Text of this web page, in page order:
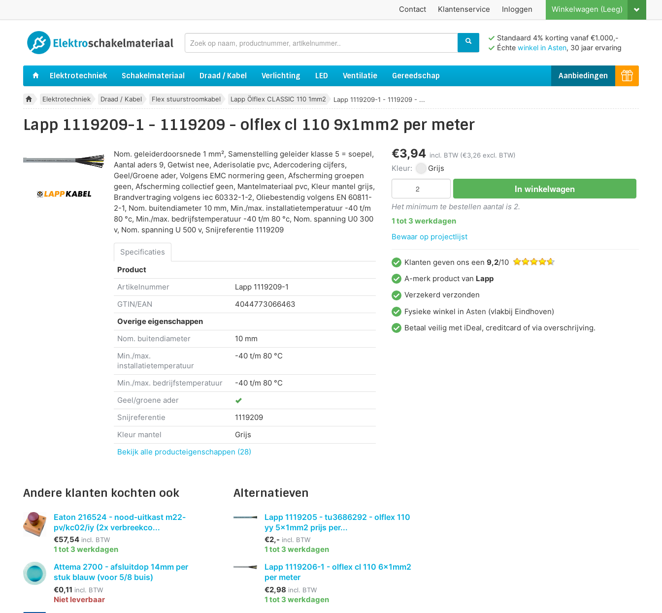
Winkelwagen (Leeg)
Inloggen
Klantenservice
Contact
Standaard 4% korting vanaf €1.000,-
Échte winkel in Asten, 30 jaar ervaring
Elektrotechniek Schakelmateriaal Draad / Kabel Verlichting LED Aanbiedingen
Ventilatie Gereedschap
Elektrotechniek Draad / Kabel Flex stuurstroomkabel Lapp Ölflex CLASSIC 110 1mm2 Lapp 1119209-1 - 1119209 - ...
Lapp 1119209-1 - 1119209 - olflex cl 110 9x1mm2 per meter
Nom. geleiderdoorsnede 1 mm², Samenstelling geleider klasse 5 = soepel,
Aantal aders 9, Getwist nee, Aderisolatie pvc, Adercodering cijfers,
Geel/Groene ader, Volgens EMC normering geen, Afscherming groepen
geen, Afscherming collectief geen, Mantelmateriaal pvc, Kleur mantel grijs,
Brandvertraging volgens iec 60332-1-2, Oliebestendig volgens EN 60811-
2-1, Nom. buitendiameter 10 mm, Min./max. installatietemperatuur -40 t/m
80 °c, Min./max. bedrijfstemperatuur -40 t/m 80 °c, Nom. spanning U0 300
v, Nom. spanning U 500 v, Snijreferentie 1119209
Specificaties
Product
Artikelnummer
Lapp 1119209-1
GTIN/EAN
4044773066463
Overige eigenschappen
Nom. buitendiameter
10 mm
Min./max.
installatietemperatuur
-40 t/m 80 °C
Min./max. bedrijfstemperatuur
-40 t/m 80 °C
Geel/groene ader
Snijreferentie
1119209
Kleur mantel
Grijs
Bekijk alle producteigenschappen (28)
€3,94 incl. BTW (€3,26 excl. BTW)
Kleur: Grijs
In winkelwagen
Het minimum te bestellen aantal is 2.
1 tot 3 werkdagen
Bewaar op projectlijst
Klanten geven ons een 9,2/10
A-merk product van Lapp
Verzekerd verzonden
Fysieke winkel in Asten (vlakbij Eindhoven)
Betaal veilig met iDeal, creditcard of via overschrijving.
Andere klanten kochten ook
Eaton 216524 - nood-uitkast m22-
pv/kc02/iy (2x verbreekco...
€57,54 incl. BTW
1 tot 3 werkdagen
Attema 2700 - afsluitdop 14mm per
stuk blauw (voor 5/8 buis)
€0,11 incl. BTW
Niet leverbaar
Alternatieven
Lapp 1119205 - tu3686292 - olflex 110
yy 5x1mm2 prijs per...
€2,- incl. BTW
1 tot 3 werkdagen
Lapp 1119206-1 - olflex cl 110 6x1mm2
per meter
€2,98 incl. BTW
1 tot 3 werkdagen